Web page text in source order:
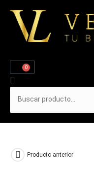
0
Producto anterior